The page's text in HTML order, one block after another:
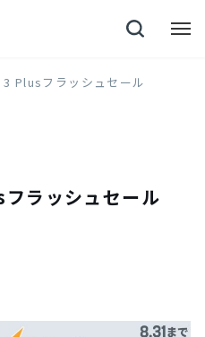
Plusフラッシュセール
ラッシュセール